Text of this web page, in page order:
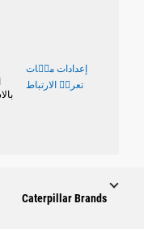
إعدادات ملٝات
تعريٝ الارتباط
Caterpillar Brands